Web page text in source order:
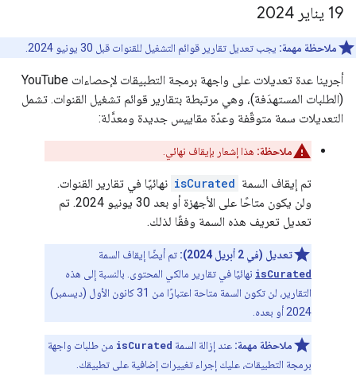
‫19 يناير 2024
ملاحظة مهمة: يجب تعديل تقارير قوائم التشغيل للقنوات قبل 30 يونيو 2024.
أجرينا عدة تعديلات على واجهة برمجة التطبيقات لإحصاءات YouTube
(الطلبات المستهدَفة)، وهي مرتبطة بتقارير قوائم تشغيل القنوات. تشمل
التعديلات سمة متوقّفة وعدّة مقاييس جديدة ومعدَّلة:
ملاحظة: هذا إشعار بإيقاف نهائي.
تم إيقاف السمة isCurated نهائيًا في تقارير القنوات.
ولن يكون متاحًا على الأجهزة أو بعد 30 يونيو 2024. تم
تعديل تعريف هذه السمة وفقًا لذلك.
تعديل (في 2 أبريل 2024):
تم أيضًا إيقاف السمة
isCurated نهائيًا في تقارير مالكي المحتوى. بالنسبة إلى هذه
التقارير، لن تكون السمة متاحة اعتبارًا من 31 كانون الأول (ديسمبر)
2024 أو بعده.
ملاحظة مهمة: عند إزالة السمة isCurated من طلبات واجهة
برمجة التطبيقات، عليك إجراء تغييرات إضافية على تطبيقك.